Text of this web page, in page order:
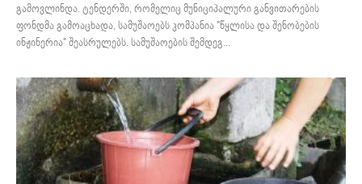
გამოვლინდა. ტენდერში, რომელიც მუნიციპალური განვითარების
ფონდმა გამოაცხადა, სამუშაოებს კომპანია "წყლისა და შენობების
ინჟინერია" შეასრულებს. სამუშაოების შემდეგ...